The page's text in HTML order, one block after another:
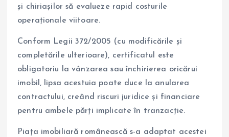
și chiriașilor să evalueze rapid costurile
operaționale viitoare.
Conform Legii 372/2005 (cu modificările și
completările ulterioare), certificatul este
obligatoriu la vânzarea sau închirierea oricărui
imobil, lipsa acestuia poate duce la anularea
contractului, creând riscuri juridice și financiare
pentru ambele părți implicate în tranzacție.
Piața imobiliară românească s-a adaptat acestei